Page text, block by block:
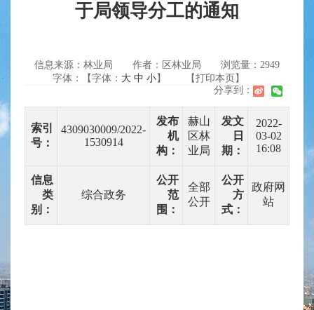
信息公开 政务服务
互动交流
于局领导分工的通知
信息来源：林业局 作者：区林业局 浏览量： 2949
字体：【字体： 大 中 小】
【打印本页】
分享到：
索引
号：
4309030009/2022-
1530914
发布
机
构：
赫山
区林
业局
发文
日
期：
2022-
03-02
16:08
信息
类
别：
综合政务
公开
范
围：
全部
公开
公开
方
式：
政府网
站